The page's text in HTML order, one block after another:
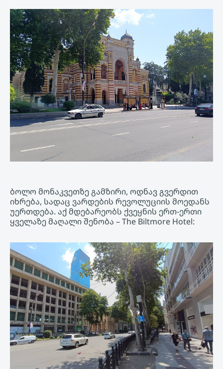
ბოლო მონაკვეთზე გამზირი, ოდნავ გვერდით
იხრება, სადაც ვარდების რევოლუციის მოედანს
უერთდება. აქ მდებარეობს ქვეყნის ერთ-ერთი
ყველაზე მაღალი შენობა – The Biltmore Hotel: